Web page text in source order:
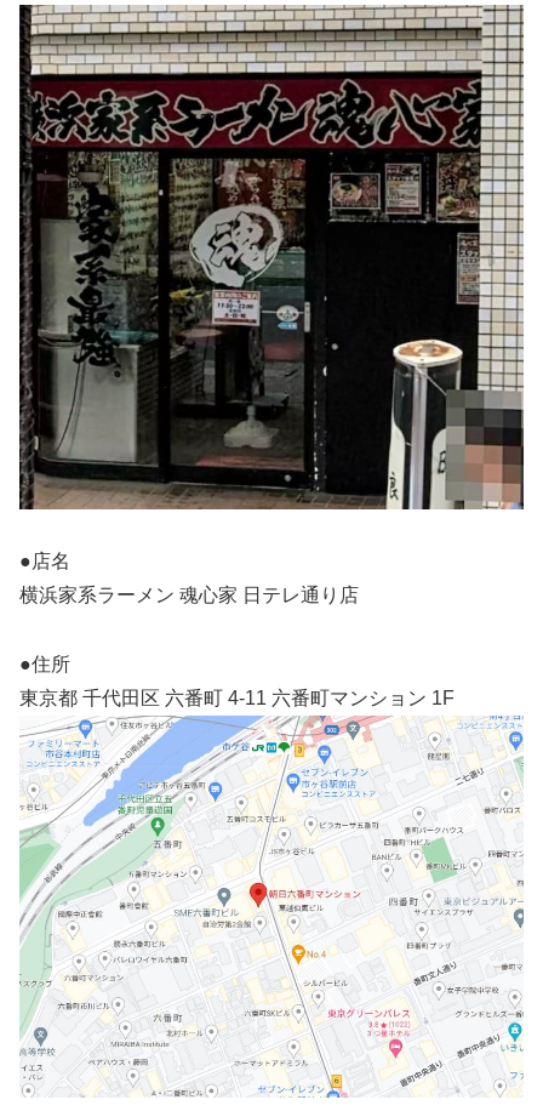
●店名
横浜家系ラーメン 魂心家 日テレ通り店
●住所
東京都 千代田区 六番町 4-11 六番町マンション 1F